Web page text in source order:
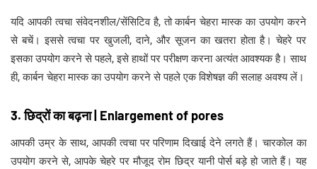
यदि आपकी त्वचा संवेदनशील/सेंसिटिव है, तो कार्बन चेहरा मास्क का उपयोग करने
से बचें। इससे त्वचा पर खुजली, दाने, और सूजन का खतरा होता है। चेहरे पर
इसका उपयोग करने से पहले, इसे हाथों पर परीक्षण करना अत्यंत आवश्यक है। साथ
ही, कार्बन चेहरा मास्क का उपयोग करने से पहले एक विशेषज्ञ की सलाह अवश्य लें।
3. छिद्रों का बढ़ना | Enlargement of pores
आपकी उम्र के साथ, आपकी त्वचा पर परिणाम दिखाई देने लगते हैं। चारकोल का
उपयोग करने से, आपके चेहरे पर मौजूद रोम छिद्र यानी पोर्स बड़े हो जाते हैं। यह